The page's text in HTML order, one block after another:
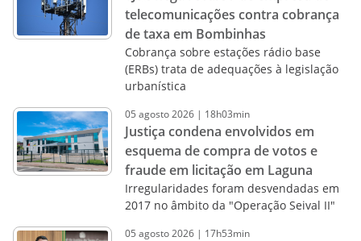
telecomunicações contra cobrança
de taxa em Bombinhas
Cobrança sobre estações rádio base
(ERBs) trata de adequações à legislação
urbanística
05 agosto2026 | 18h03min
Justiça condena envolvidos em
esquema de compra de votos e
fraude em licitação em Laguna
Irregularidades foram desvendadas em
2017 no âmbito da "Operação Seival II"
05 agosto2026 | 17h53min